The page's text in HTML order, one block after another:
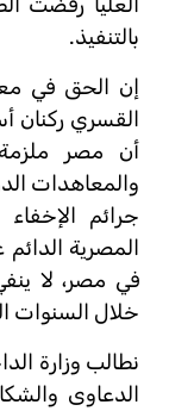
بالتنفيذ.
إن الحق في
القسري ركنان
أن مصر ملزمة
والمعاهدات
جرائم
المصرية
في مصر، لا
خلال السنوات
نطالب وزارة
الدعاوى